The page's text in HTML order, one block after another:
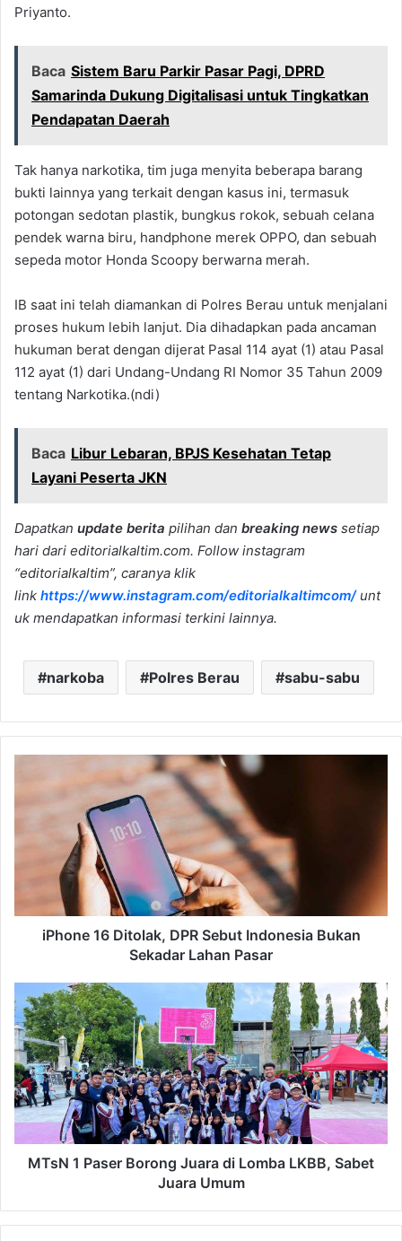
Priyanto.
Baca Sistem Baru Parkir Pasar Pagi, DPRD
Samarinda Dukung Digitalisasi untuk Tingkatkan
Pendapatan Daerah
Tak hanya narkotika, tim juga menyita beberapa barang
bukti lainnya yang terkait dengan kasus ini, termasuk
potongan sedotan plastik, bungkus rokok, sebuah celana
pendek warna biru, handphone merek OPPO, dan sebuah
sepeda motor Honda Scoopy berwarna merah.
IB saat ini telah diamankan di Polres Berau untuk menjalani
proses hukum lebih lanjut. Dia dihadapkan pada ancaman
hukuman berat dengan dijerat Pasal 114 ayat (1) atau Pasal
112 ayat (1) dari Undang-Undang RI Nomor 35 Tahun 2009
tentang Narkotika.(ndi)
Baca Libur Lebaran, BPJS Kesehatan Tetap
Layani Peserta JKN
Dapatkan update berita pilihan dan breaking news setiap
hari dari editorialkaltim.com. Follow instagram
“editorialkaltim”, caranya klik
link https://www.instagram.com/editorialkaltimcom/unt
uk mendapatkan informasi terkini lainnya.
narkoba Polres Berau sabu-sabu
Sebut
Indonesia
Sekadar
Lahan
PasariPhone 16 Ditolak, DPR Sebut Indonesia Bukan
Sekadar Lahan Pasar
MTsN
1
Paser
Borong
Juara
di
Lomba
LKBB,
Sabet
Juara
MTsN 1 Paser Borong Juara di Lomba LKBB, Sabet
Juara Umum